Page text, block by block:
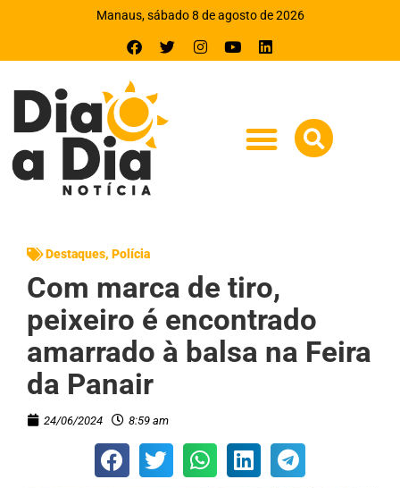
Manaus, sábado 8 de agosto de 2026
Destaques, Polícia
Com marca de tiro,
peixeiro é encontrado
amarrado à balsa na Feira
da Panair
24/06/2024 8:59 am